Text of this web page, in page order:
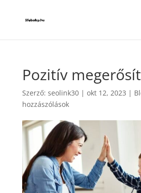
Pozitív
Szerző: seolink30| okt 12, 2023 |
hozzászólások